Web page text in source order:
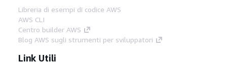
Libreria di esempi di codice AWS
AWS CLI
Centro builder AWS
Blog AWS sugli strumenti per sviluppatori
Link Utili